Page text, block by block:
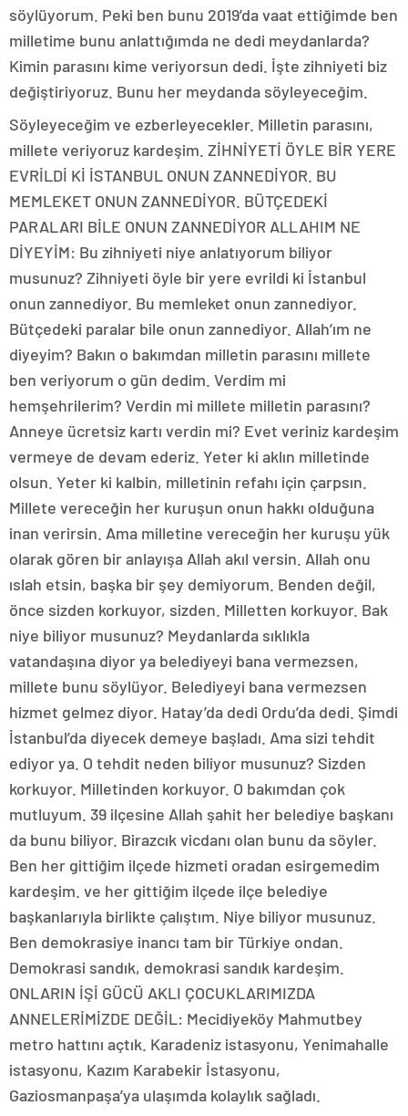
söylüyorum. Peki ben bunu 2019’da vaat ettiğimde ben
milletime bunu anlattığımda ne dedi meydanlarda?
Kimin parasını kime veriyorsun dedi. İşte zihniyeti biz
değiştiriyoruz. Bunu her meydanda söyleyeceğim.
Söyleyeceğim ve ezberleyecekler. Milletin parasını,
millete veriyoruz kardeşim. ZİHNİYETİ ÖYLE BİR YERE
EVRİLDİ Kİ İSTANBUL ONUN ZANNEDİYOR. BU
MEMLEKET ONUN ZANNEDİYOR. BÜTÇEDEKİ
PARALARI BİLE ONUN ZANNEDİYOR ALLAHIM NE
DİYEYİM: Bu zihniyeti niye anlatıyorum biliyor
musunuz? Zihniyeti öyle bir yere evrildi ki İstanbul
onun zannediyor. Bu memleket onun zannediyor.
Bütçedeki paralar bile onun zannediyor. Allah’ım ne
diyeyim? Bakın o bakımdan milletin parasını millete
ben veriyorum o gün dedim. Verdim mi
hemşehrilerim? Verdin mi millete milletin parasını?
Anneye ücretsiz kartı verdin mi? Evet veriniz kardeşim
vermeye de devam ederiz. Yeter ki aklın milletinde
olsun. Yeter ki kalbin, milletinin refahı için çarpsın.
Millete vereceğin her kuruşun onun hakkı olduğuna
inan verirsin. Ama milletine vereceğin her kuruşu yük
olarak gören bir anlayışa Allah akıl versin. Allah onu
ıslah etsin, başka bir şey demiyorum. Benden değil,
önce sizden korkuyor, sizden. Milletten korkuyor. Bak
niye biliyor musunuz? Meydanlarda sıklıkla
vatandaşına diyor ya belediyeyi bana vermezsen,
millete bunu söylüyor. Belediyeyi bana vermezsen
hizmet gelmez diyor. Hatay’da dedi Ordu’da dedi. Şimdi
İstanbul’da diyecek demeye başladı. Ama sizi tehdit
ediyor ya. O tehdit neden biliyor musunuz? Sizden
korkuyor. Milletinden korkuyor. O bakımdan çok
mutluyum. 39 ilçesine Allah şahit her belediye başkanı
da bunu biliyor. Birazcık vicdanı olan bunu da söyler.
Ben her gittiğim ilçede hizmeti oradan esirgemedim
kardeşim. ve her gittiğim ilçede ilçe belediye
başkanlarıyla birlikte çalıştım. Niye biliyor musunuz.
Ben demokrasiye inancı tam bir Türkiye ondan.
Demokrasi sandık, demokrasi sandık kardeşim.
ONLARIN İŞİ GÜCÜ AKLI ÇOCUKLARIMIZDA
ANNELERİMİZDE DEĞİL: Mecidiyeköy Mahmutbey
metro hattını açtık. Karadeniz istasyonu, Yenimahalle
istasyonu, Kazım Karabekir İstasyonu,
Gaziosmanpaşa’ya ulaşımda kolaylık sağladı.